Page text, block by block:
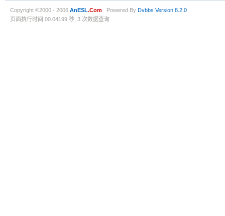
Copyright ©2000 - 2006 AnESL.Com Powered By Dvbbs Version 8.2.0
页面执行时间 00.04199 秒, 3 次数据查询